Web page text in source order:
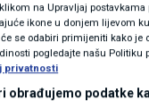
Nadbiskup Kutleša:
Crkve zagrebačke i
VIJESTI 10. velj.
je svetiIvan
na Upravljaj
ikone u donjem lijevom
se odabiri primijeniti kako je
pogledajte našu Politiku
privatnosti
obrađujemo podatke